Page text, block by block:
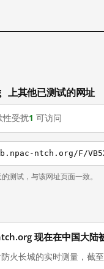
其他已测试的网址
性受扰1 可访问
测试，与该网址页面一致。
现在在中国大陆
火长城的实时测量，截